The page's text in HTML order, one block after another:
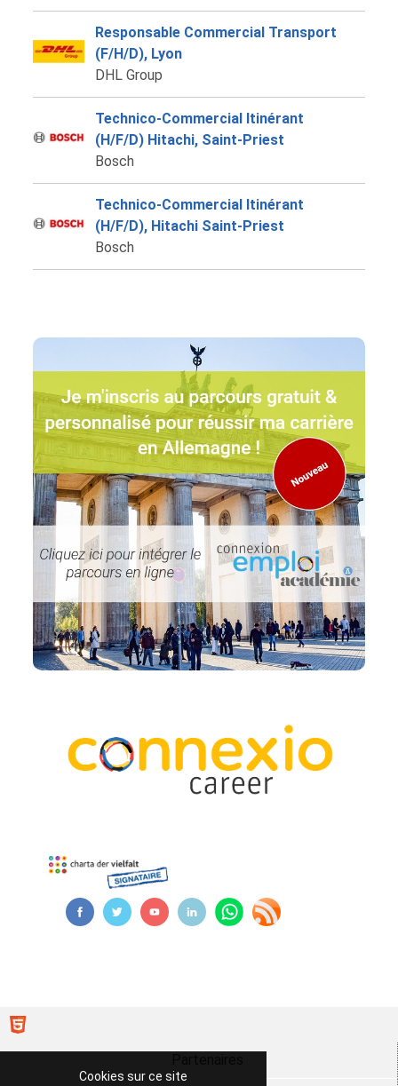
Responsable Commercial Transport
(F/H/D), Lyon
DHL Group
Technico-Commercial Itinérant
(H/F/D) Hitachi, Saint-Priest
Bosch
Technico-Commercial Itinérant
(H/F/D), Hitachi Saint-Priest
Bosch
Cookies sur ce site